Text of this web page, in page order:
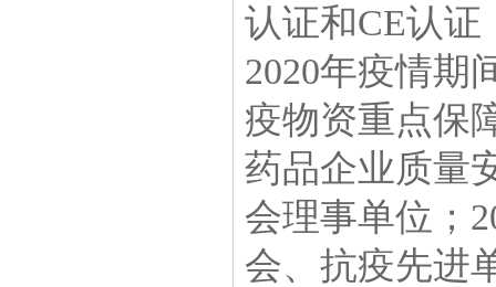
认证和CE认证
2020年疫情期
疫物资重点保
药品企业质量
会理事单位；
会、抗疫先进